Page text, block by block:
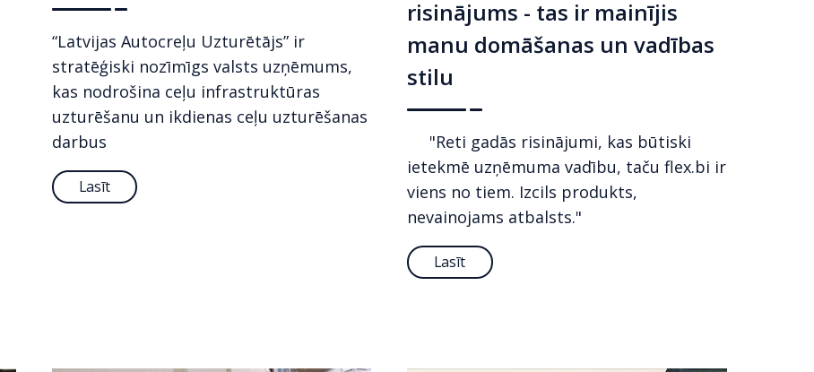
“Latvijas Autocreļu Uzturētājs” ir
stratēģiski nozīmīgs valsts uzņēmums,
kas nodrošina ceļu infrastruktūras
uzturēšanu un ikdienas ceļu uzturēšanas
darbus
Lasīt
risinājums - tas ir mainījis
manu domāšanas un vadības
stilu
"Reti gadās risinājumi, kas būtiski
ietekmē uzņēmuma vadību, taču flex.bi ir
viens no tiem. Izcils produkts,
nevainojams atbalsts."
Lasīt